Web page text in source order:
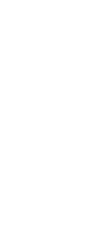
finanziert die
Das